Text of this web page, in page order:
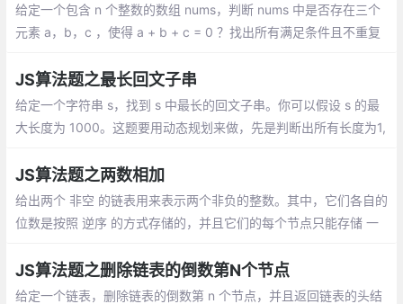
给定一个包含 n 个整数的数组 nums，判断 nums 中是否存在三个
元素 a，b，c ，使得 a + b + c = 0 ？找出所有满足条件且不重复
JS算法题之最长回文子串
给定一个字符串 s，找到 s 中最长的回文子串。你可以假设 s 的最
大长度为 1000。这题要用动态规划来做，先是判断出所有长度为1,
s[j]
JS算法题之两数相加
给出两个 非空 的链表用来表示两个非负的整数。其中，它们各自的
位数是按照 逆序 的方式存储的，并且它们的每个节点只能存储 一
来表示它们的和。
JS算法题之删除链表的倒数第N个节点
给定一个链表，删除链表的倒数第 n 个节点，并且返回链表的头结